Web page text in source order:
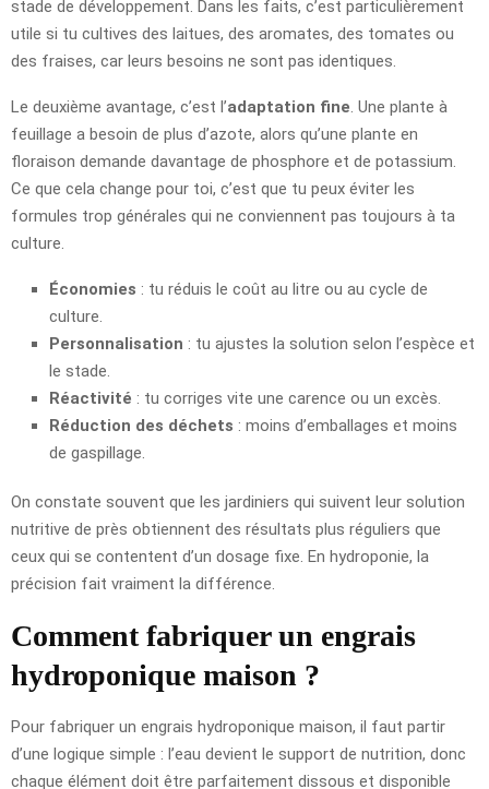
stade de développement. Dans les faits, c’est particulièrement
utile si tu cultives des laitues, des aromates, des tomates ou
des fraises, car leurs besoins ne sont pas identiques.
Le deuxième avantage, c’est l’adaptation fine . Une plante à
feuillage a besoin de plus d’azote, alors qu’une plante en
floraison demande davantage de phosphore et de potassium.
Ce que cela change pour toi, c’est que tu peux éviter les
formules trop générales qui ne conviennent pas toujours à ta
culture.
Économies : tu réduis le coût au litre ou au cycle de
culture.
Personnalisation : tu ajustes la solution selon l’espèce et
le stade.
Réactivité : tu corriges vite une carence ou un excès.
Réduction des déchets : moins d’emballages et moins
de gaspillage.
On constate souvent que les jardiniers qui suivent leur solution
nutritive de près obtiennent des résultats plus réguliers que
ceux qui se contentent d’un dosage fixe. En hydroponie, la
précision fait vraiment la différence.
Comment fabriquer un engrais
hydroponique maison ?
Pour fabriquer un engrais hydroponique maison, il faut partir
d’une logique simple : l’eau devient le support de nutrition, donc
chaque élément doit être parfaitement dissous et disponible